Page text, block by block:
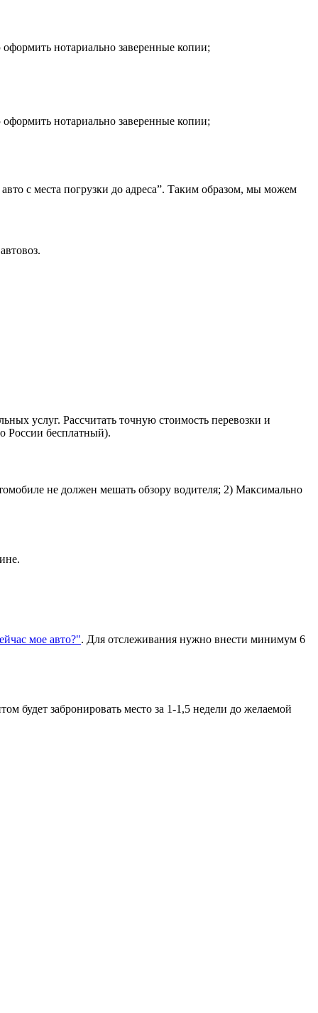
нотариально заверенные копии;
нотариально заверенные копии;
с места погрузки до адреса”. Таким образом, мы можем
услуг. Рассчитать точную стоимость перевозки и
России бесплатный).
не должен мешать обзору водителя; 2) Максимально
мое авто?". Для отслеживания нужно внести минимум 6
будет забронировать место за 1-1,5 недели до желаемой